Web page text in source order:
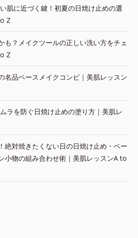
肌に近づく鍵！初夏の日焼け止めの選
Z
も？メイクツールの正しい洗い方をチェ
Z
名品ベースメイクコンビ｜美肌レッスン
ラを防ぐ日焼け止めの塗り方｜美肌レ
絶対焼きたくない日の日焼け止め・ベー
小物の組み合わせ術｜美肌レッスンA to